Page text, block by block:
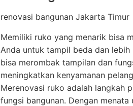
renovasi bangunan Jakarta Timur
Memiliki ruko yang menarik bisa
Anda untuk tampil beda dan
bisa merombak tampilan dan
meningkatkan kenyamanan
Merenovasi ruko adalah langkah
fungsi bangunan. Dengan